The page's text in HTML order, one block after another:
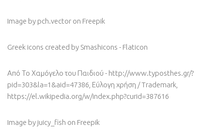
Image by pch.vector on Freepik
Greek icons created by Smashicons - Flaticon
Από Το Χαμόγελο του Παιδιού - http://www.typosthes.gr/?
pid=303&la=1&aid=47386, Εύλογη χρήση / Trademark,
https://el.wikipedia.org/w/index.php?curid=387616
Image by juicy_fish on Freepik